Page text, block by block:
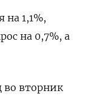
на 1,1%,
на 0,7%, а
вторник